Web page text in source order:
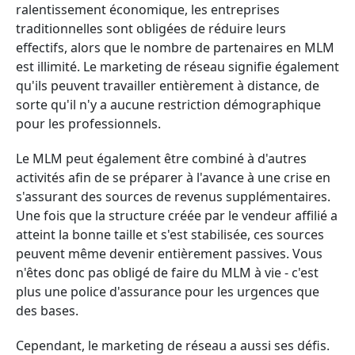
ralentissement économique, les entreprises
traditionnelles sont obligées de réduire leurs
effectifs, alors que le nombre de partenaires en MLM
est illimité. Le marketing de réseau signifie également
qu'ils peuvent travailler entièrement à distance, de
sorte qu'il n'y a aucune restriction démographique
pour les professionnels.
Le MLM peut également être combiné à d'autres
activités afin de se préparer à l'avance à une crise en
s'assurant des sources de revenus supplémentaires.
Une fois que la structure créée par le vendeur affilié a
atteint la bonne taille et s'est stabilisée, ces sources
peuvent même devenir entièrement passives. Vous
n'êtes donc pas obligé de faire du MLM à vie - c'est
plus une police d'assurance pour les urgences que
des bases.
Cependant, le marketing de réseau a aussi ses défis.